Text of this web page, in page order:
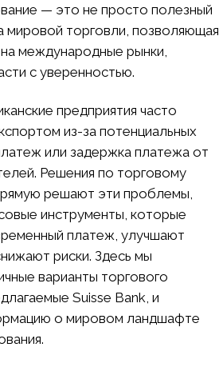
— это не просто полезный
мировой торговли, позволяющая
международные рынки,
с уверенностью.
предприятия часто
из-за потенциальных
или задержка платежа от
Решения по торговому
решают эти проблемы,
инструменты, которые
платеж, улучшают
риски. Здесь мы
варианты торгового
Suisse Bank, и
о мировом ландшафте